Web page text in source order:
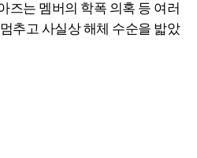
즈는 멤버의 학폭 의혹 등 여러
추고 사실상 해체 수순을 밟았